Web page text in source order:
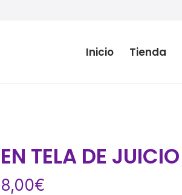
Inicio Tienda
EN TELA DE JUICIO
8,00€